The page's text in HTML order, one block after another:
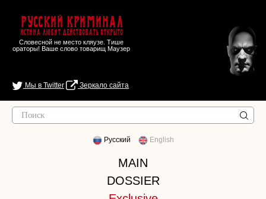
Русский Криминал
Истина любит действовать открыто
Словесной не место кляузе. Тише
ораторы! Ваше слово товарищ Маузер
Мы в Twitter Зеркало сайта
Русский English
MAIN
DOSSIER